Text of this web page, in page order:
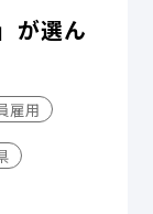
が選ん
雇用